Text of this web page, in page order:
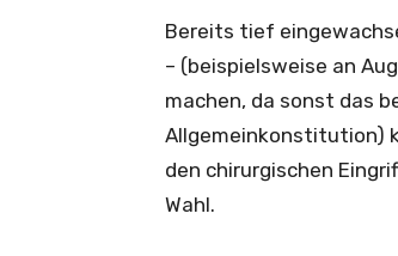
Bereits tief
– (beispielsweise an
machen, da sonst das
Allgemeinkonstitution)
den chirurgischen
Wahl.